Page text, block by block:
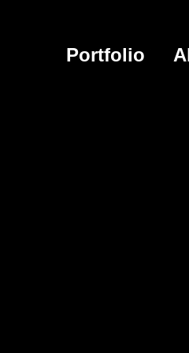
Portfolio